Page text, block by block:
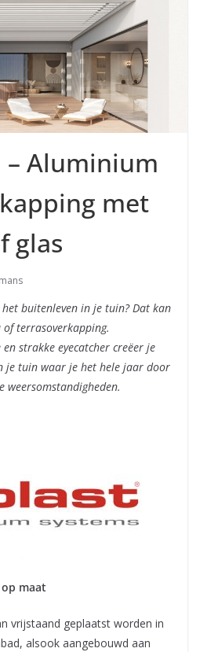
– Aluminium
met
glas
buitenleven in je tuin? Dat kan
terrasoverkapping.
strakke eyecatcher creëer je
je tuin waar je het hele jaar door
weersomstandigheden.
maat
vrijstaand geplaatst worden in
alsook aangebouwd aan